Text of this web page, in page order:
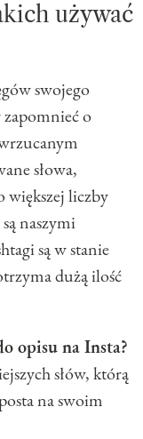
używać
swojego
o
słowa,
większej liczby
naszymi
są w stanie
dużą ilość
opisu na Insta?
słów, którą
na swoim